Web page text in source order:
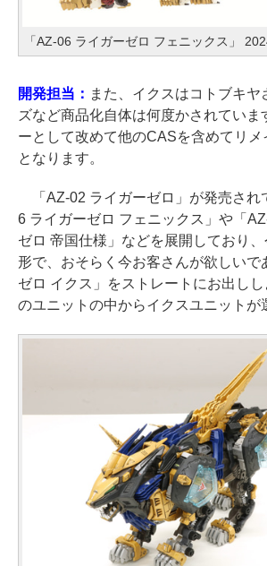
「AZ-06 ライガーゼロ フェニックス」
開発担当： また、イクスはコトブキヤ
ズなど商品化自体は何度かされていま
ーとして改めて他のCASを含めてリメ
となります。
「AZ-02 ライガーゼロ」が発売され
6 ライガーゼロ フェニックス」や「
ゼロ 帝国仕様」などを展開しており
形で、おそらく今お客さんが欲しいで
ゼロ イクス」をストレートにお出し
のユニットの中からイクスユニットが